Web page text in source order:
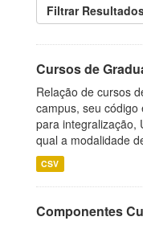
Filtrar
Cursos de
Relação de cursos
campus, seu
para integralização,
qual a modalidade
CSV
Componentes